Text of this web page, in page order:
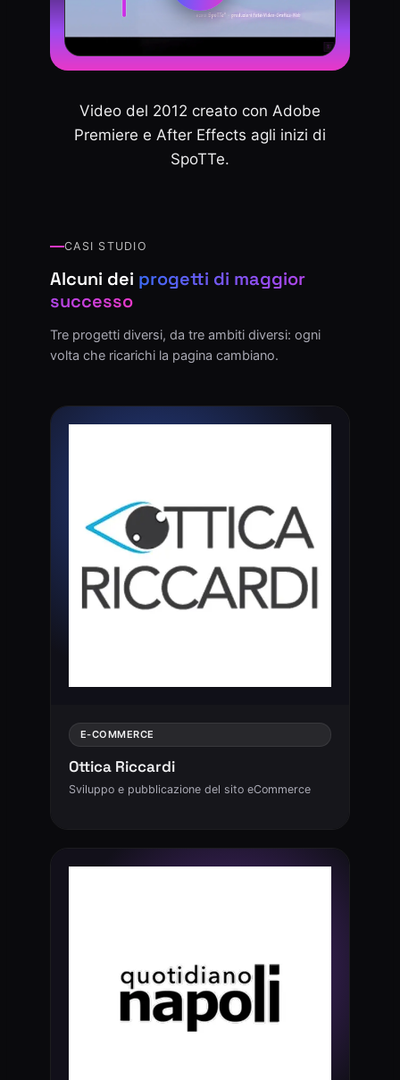
Video del 2012 creato con Adobe
Premiere e After Effects agli inizi di
SpoTTe.
CASI STUDIO
Alcuni dei progetti di maggior
successo
Tre progetti diversi, da tre ambiti diversi: ogni
volta che ricarichi la pagina cambiano.
E-COMMERCE
Ottica Riccardi
Sviluppo e pubblicazione del sito eCommerce